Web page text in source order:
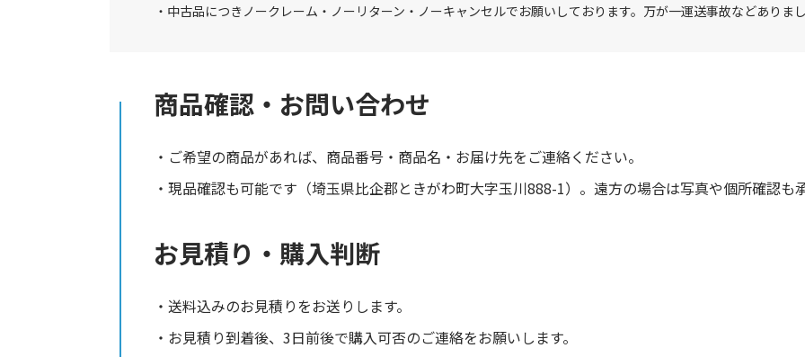
中古品につきノークレーム・ノーリターン・ノーキャンセルでお願いしております。万が一運送事故などありま
商品確認・お問い合わせ
ご希望の商品があれば、商品番号・商品名・お届け先をご連絡ください。
現品確認も可能です（埼玉県比企郡ときがわ町大字玉川888-1）。遠方の場合は写真や個所確認も
お見積り・購入判断
送料込みのお見積りをお送りします。
お見積り到着後、3日前後で購入可否のご連絡をお願いします。